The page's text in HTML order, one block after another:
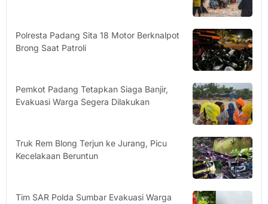
Polresta Padang Sita 18 Motor Berknalpot
Brong Saat Patroli
Pemkot Padang Tetapkan Siaga Banjir,
Evakuasi Warga Segera Dilakukan
Truk Rem Blong Terjun ke Jurang, Picu
Kecelakaan Beruntun
Tim SAR Polda Sumbar Evakuasi Warga